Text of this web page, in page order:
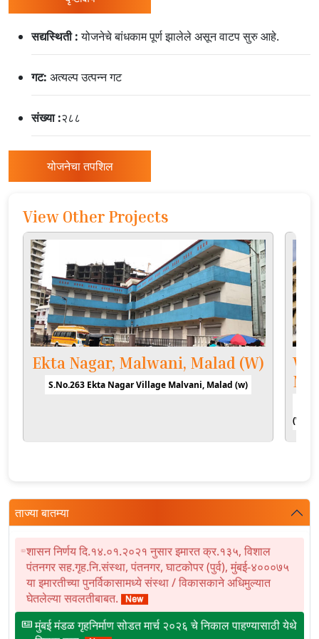
तुम्हाला
नेव्हिगेट
करण्यात
आणि
साधण्यात
करण्यासाठी
स्क्रीन
सद्यस्थिती :योजनेचे बांधकाम पूर्ण झालेले असून वाटप सुरु आहे.
गट: अत्यल्प उत्पन्न गट
संख्या :२८८
योजनेचा तपशिल
View Other Projects
Ekta Nagar, Malwani, Malad (W)
S.No.263 Ekta Nagar Village Malvani, Malad (w)
(W),
ताज्या बातम्या
शासन निर्णय दि.१४.०१.२०२१ नुसार इमारत क्र.१३५, विशाल
पंतनगर सह.गृह.नि.संस्था, पंतनगर, घाटकोपर (पुर्व), मुंबई-४०००७५
या इमारतीच्या पुनर्विकासामध्ये संस्था / विकासकाने अधिमुल्यात
घेतलेल्या सवलतीबाबत.
मुंबई मंडळ गृहनिर्माण सोडत मार्च २०२६ चे निकाल पाहण्यासाठी येथे